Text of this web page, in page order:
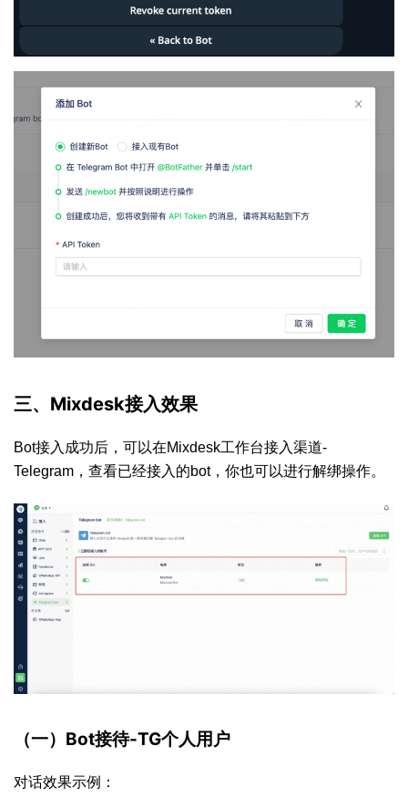
三、Mixdesk接入效果
Bot接入成功后，可以在Mixdesk工作台接入渠道-
Telegram，查看已经接入的bot，你也可以进行解绑操作。
（一）Bot接待-TG个人用户
对话效果示例：